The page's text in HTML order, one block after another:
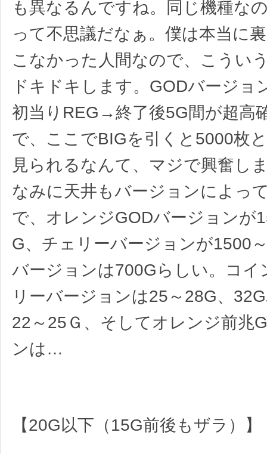
も異なるんですね。同じ機種な
って不思議だなぁ。僕は本当に
こなかった人間なので、こうい
ドキドキします。GODバージョ
初当りREG→終了後5G間が超高
で、ここでBIGを引くと5000枚
見られるなんて、マジで興奮し
なみに天井もバージョンによっ
で、オレンジGODバージョンが
G、チェリーバージョンが1500
バージョンは700Gらしい。コイ
リーバージョンは25～28G、
22～25Ｇ、そしてオレンジ前兆
ンは…
【20G以下（15G前後もザラ）】